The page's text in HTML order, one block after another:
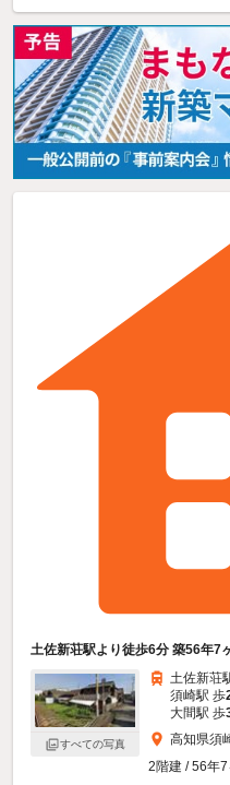
土佐新荘駅より徒歩6分 築56年7
すべての写真
土佐新荘
須崎駅 歩
大間駅 歩
高知県須
2階建 / 56年7